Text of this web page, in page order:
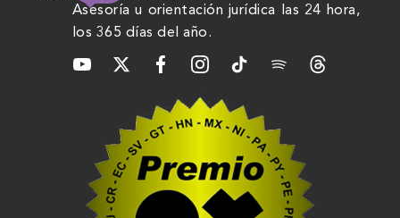
Asesoría u orientación jurídica las 24 hora,
los 365 días del año.